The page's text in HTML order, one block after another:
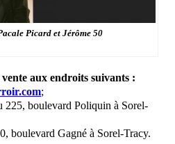
Picard et Jérôme 50
aux endroits suivants :
;
225, boulevard Poliquin à Sorel-
boulevard Gagné à Sorel-Tracy.